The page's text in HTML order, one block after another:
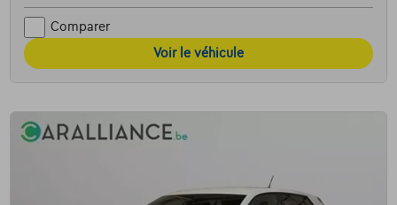
Comparer
Voir le véhicule